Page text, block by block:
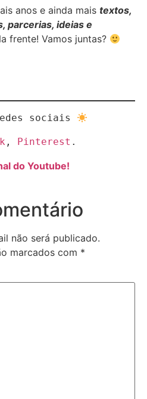
anos e ainda mais textos,
parcerias, ideias e
frente! Vamos juntas?
sociais
, Pinterest .
do Youtube!
não será publicado.
marcados com *